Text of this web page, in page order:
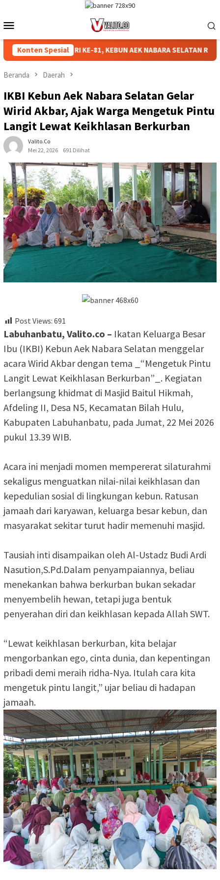
konten
Mobile
Konten Spesial
HUT RI KE-81, KEBUN AEK NABARA SELATAN RESMI
Beranda Daerah
‎IKBI Kebun Aek Nabara Selatan Gelar
Wirid Akbar, Ajak Warga Mengetuk Pintu
Langit Lewat Keikhlasan Berkurban
Valito.co
Mei 22, 2026
691 Dilihat
Post Views: 691
‎Labuhanbatu, Valito.co – Ikatan Keluarga Besar
Ibu (IKBI) Kebun Aek Nabara Selatan menggelar
acara Wirid Akbar dengan tema _“Mengetuk Pintu
Langit Lewat Keikhlasan Berkurban”_. Kegiatan
berlangsung khidmat di Masjid Baitul Hikmah,
Afdeling II, Desa N5, Kecamatan Bilah Hulu,
Kabupaten Labuhanbatu, pada Jumat, 22 Mei 2026
pukul 13.39 WIB.
‎Acara ini menjadi momen mempererat silaturahmi
sekaligus menguatkan nilai-nilai keikhlasan dan
kepedulian sosial di lingkungan kebun. Ratusan
jamaah dari karyawan, keluarga besar kebun, dan
masyarakat sekitar turut hadir memenuhi masjid.
‎Tausiah inti disampaikan oleh Al-Ustadz Budi Ardi
Nasution,S.Pd.Dalam penyampaiannya, beliau
menekankan bahwa berkurban bukan sekadar
menyembelih hewan, tetapi juga bentuk
penyerahan diri dan keikhlasan kepada Allah SWT.
‎“Lewat keikhlasan berkurban, kita belajar
mengorbankan ego, cinta dunia, dan kepentingan
pribadi demi meraih ridha-Nya. Itulah cara kita
mengetuk pintu langit,” ujar beliau di hadapan
jamaah.